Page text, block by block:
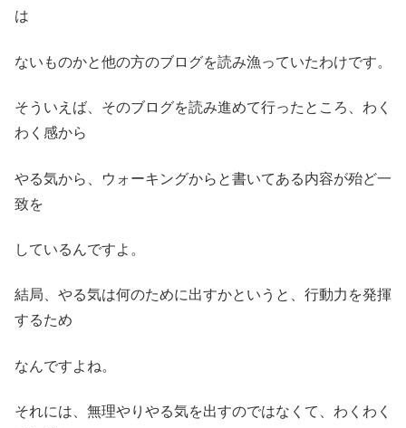
は
ないものかと他の方のブログを読み漁っていたわけです。
そういえば、そのブログを読み進めて行ったところ、わく
わく感から
やる気から、ウォーキングからと書いてある内容が殆ど一
致を
しているんですよ。
結局、やる気は何のために出すかというと、行動力を発揮
するため
なんですよね。
それには、無理やりやる気を出すのではなくて、わくわく